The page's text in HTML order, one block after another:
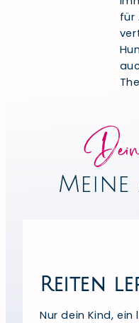
für
Reiten
Nur dein Kind, ein